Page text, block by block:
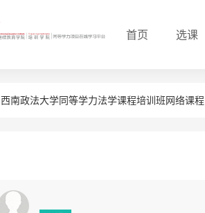
首页 选课
西南政法大学同等学力法学课程培训班网络课程